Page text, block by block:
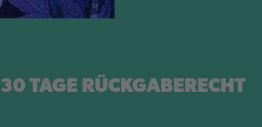
30 TAGE RÜCKGABERECHT